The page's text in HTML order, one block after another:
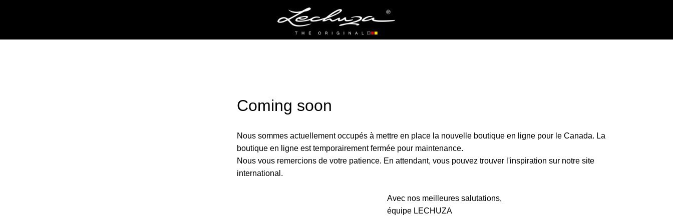
Coming soon
Nous sommes actuellement occupés à mettre en place la nouvelle boutique en ligne pour le Canada. La
boutique en ligne est temporairement fermée pour maintenance.
Nous vous remercions de votre patience. En attendant, vous pouvez trouver l'inspiration sur notre site
international.
Avec nos meilleures salutations,
équipe LECHUZA